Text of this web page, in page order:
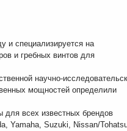
и специализируется на
и гребных винтов для
научно-
мощностей определили
для всех известных брендов
Yamaha, Suzuki, Nissan/